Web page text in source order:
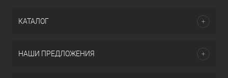
КАТАЛОГ
НАШИ ПРЕДЛОЖЕНИЯ